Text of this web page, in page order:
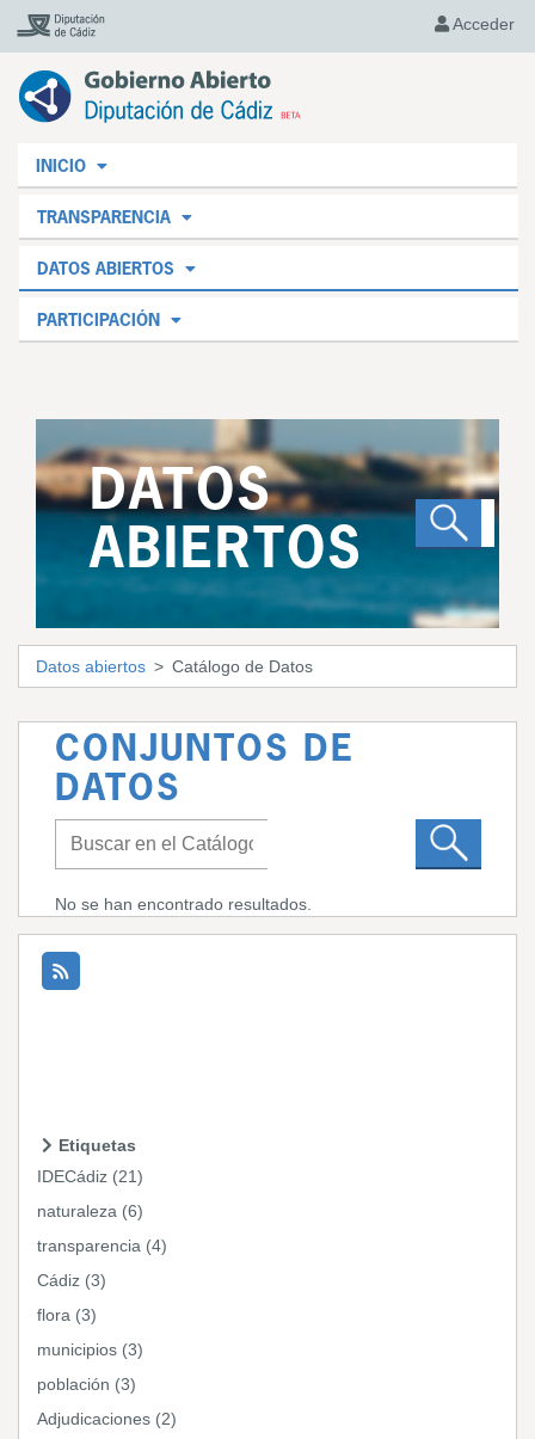
Acceder
INICIO
TRANSPARENCIA
DATOS ABIERTOS
PARTICIPACIÓN
DATOS
ABIERTOS
Datos abiertos Catálogo de Datos
CONJUNTOS DE
DATOS
No se han encontrado resultados.
Etiquetas
IDECádiz (21)
naturaleza (6)
transparencia (4)
Cádiz (3)
flora (3)
municipios (3)
población (3)
Adjudicaciones (2)